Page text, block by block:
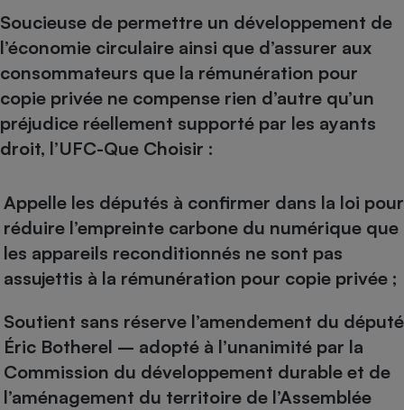
Soucieuse de permettre un développement de
l’économie circulaire ainsi que d’assurer aux
consommateurs que la rémunération pour
copie privée ne compense rien d’autre qu’un
préjudice réellement supporté par les ayants
droit, l’UFC-Que Choisir :
Appelle les députés à confirmer dans la loi pour
réduire l’empreinte carbone du numérique que
les appareils reconditionnés ne sont pas
assujettis à la rémunération pour copie privée ;
Soutient sans réserve l’amendement du député
Éric Botherel – adopté à l’unanimité par la
Commission du développement durable et de
l’aménagement du territoire de l’Assemblée